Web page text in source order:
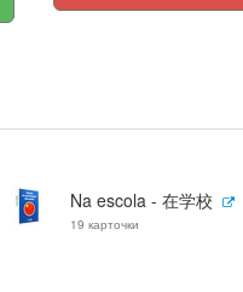
Na escola - 在学校
19 карточки